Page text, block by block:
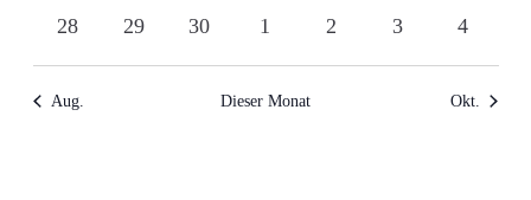
Veranstaltungen
VeranstaltungenVeranstaltungenVeranstaltungenVeranstaltungenVeranstaltungen
0
28
0
29
0
30
0
1
0
2
0
3
0
4
Aug. Dieser Monat Okt.